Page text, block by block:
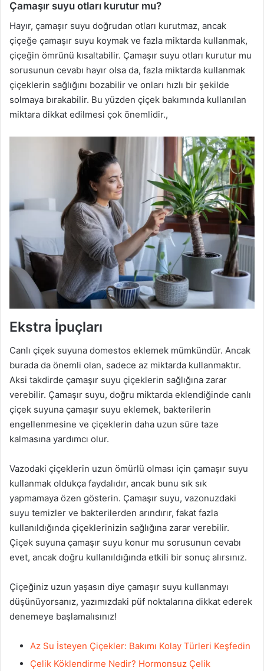
Çamaşır suyu otları kurutur mu?
Hayır, çamaşır suyu doğrudan otları kurutmaz, ancak
çiçeğe çamaşır suyu koymak ve fazla miktarda kullanmak,
çiçeğin ömrünü kısaltabilir. Çamaşır suyu otları kurutur mu
sorusunun cevabı hayır olsa da, fazla miktarda kullanmak
çiçeklerin sağlığını bozabilir ve onları hızlı bir şekilde
solmaya bırakabilir. Bu yüzden çiçek bakımında kullanılan
miktara dikkat edilmesi çok önemlidir.,
Ekstra İpuçları
Canlı çiçek suyuna domestos eklemek mümkündür. Ancak
burada da önemli olan, sadece az miktarda kullanmaktır.
Aksi takdirde çamaşır suyu çiçeklerin sağlığına zarar
verebilir. Çamaşır suyu, doğru miktarda eklendiğinde canlı
çiçek suyuna çamaşır suyu eklemek, bakterilerin
engellenmesine ve çiçeklerin daha uzun süre taze
kalmasına yardımcı olur.
Vazodaki çiçeklerin uzun ömürlü olması için çamaşır suyu
kullanmak oldukça faydalıdır, ancak bunu sık sık
yapmamaya özen gösterin. Çamaşır suyu, vazonuzdaki
suyu temizler ve bakterilerden arındırır, fakat fazla
kullanıldığında çiçeklerinizin sağlığına zarar verebilir.
Çiçek suyuna çamaşır suyu konur mu sorusunun cevabı
evet, ancak doğru kullanıldığında etkili bir sonuç alırsınız.
Çiçeğiniz uzun yaşasın diye çamaşır suyu kullanmayı
düşünüyorsanız, yazımızdaki püf noktalarına dikkat ederek
denemeye başlamalısınız!
Az Su İsteyen Çiçekler: Bakımı Kolay Türleri Keşfedin
Çelik Köklendirme Nedir? Hormonsuz Çelik